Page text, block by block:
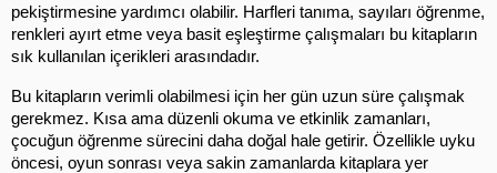
pekiştirmesine yardımcı olabilir. Harfleri tanıma, sayıları öğrenme,
renkleri ayırt etme veya basit eşleştirme çalışmaları bu kitapların
sık kullanılan içerikleri arasındadır.
Bu kitapların verimli olabilmesi için her gün uzun süre çalışmak
gerekmez. Kısa ama düzenli okuma ve etkinlik zamanları,
çocuğun öğrenme sürecini daha doğal hale getirir. Özellikle uyku
öncesi, oyun sonrası veya sakin zamanlarda kitaplara yer